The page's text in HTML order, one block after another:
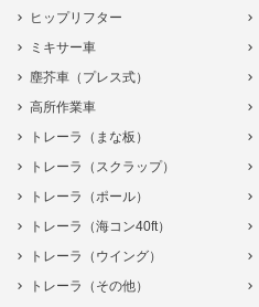
ヒップリフター
ミキサー車
塵芥車（プレス式）
高所作業車
トレーラ（まな板）
トレーラ（スクラップ）
トレーラ（ポール）
トレーラ（海コン40ft）
トレーラ（ウイング）
トレーラ（その他）